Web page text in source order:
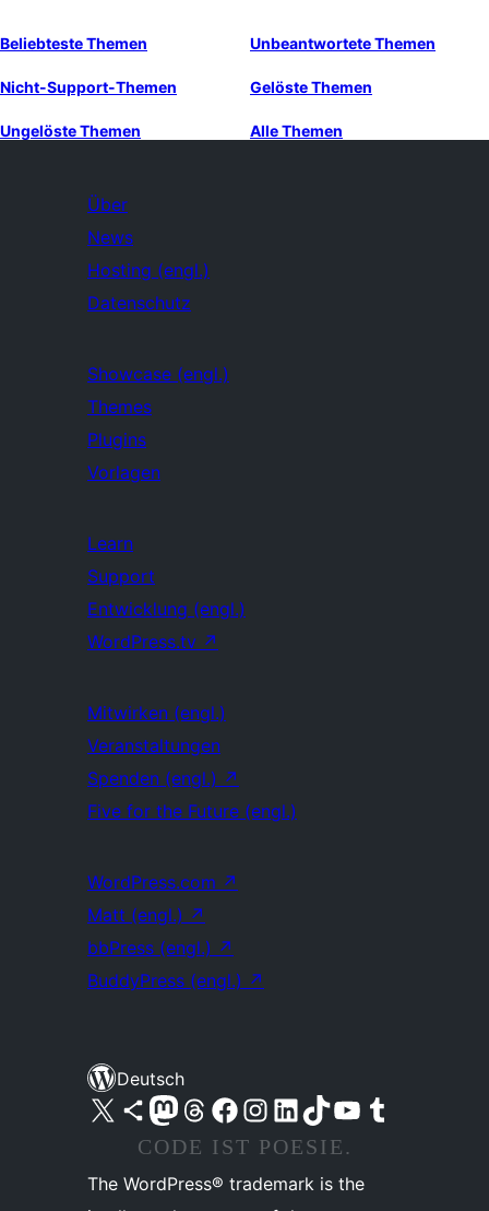
Beliebteste Themen Unbeantwortete Themen
Nicht-Support-Themen Gelöste Themen
Ungelöste Themen Alle Themen
Über
News
Hosting (engl.)
Datenschutz
Showcase (engl.)
Themes
Plugins
Vorlagen
Learn
Support
Entwicklung (engl.)
WordPress.tv ↗
Mitwirken (engl.)
Veranstaltungen
Spenden (engl.) ↗
Five for the Future (engl.)
WordPress.com ↗
Matt (engl.) ↗
bbPress (engl.) ↗
BuddyPress (engl.) ↗
Deutsch
Unser X-Konto (früher Twitter) besuchen
Unser Bluesky-Konto besuchen
Unser Mastodon-Konto besuchen
Unser Threads-Konto besuchen
Unsere Facebook-Seite besuchen
Unser Instagram-Konto besuchen
Unser LinkedIn-Konto besuchen
Unser TikTok-Konto besuchen
Unseren YouTube-Kanal besuchen
Unser Tumblr-Konto besuchen
CODE IST POESIE.
The WordPress® trademark is the